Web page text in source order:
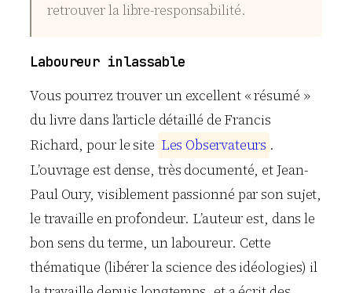
retrouver la libre-responsabilité.
Laboureur inlassable
Vous pourrez trouver un excellent « résumé »
du livre dans l’article détaillé de Francis
Richard, pour le site Les Observateurs .
L’ouvrage est dense, très documenté, et Jean-
Paul Oury, visiblement passionné par son sujet,
le travaille en profondeur. L’auteur est, dans le
bon sens du terme, un laboureur. Cette
thématique (libérer la science des idéologies) il